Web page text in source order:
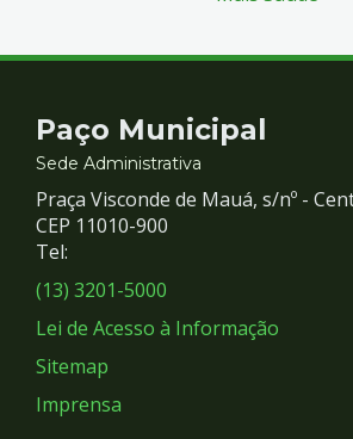
Contato
e
Redes
Sociais
Paço Municipal
Sede Administrativa
Praça Visconde de Mauá, s/nº -
CEP 11010-900
Tel:
(13) 3201-5000
Lei de Acesso à Informação
Sitemap
Imprensa